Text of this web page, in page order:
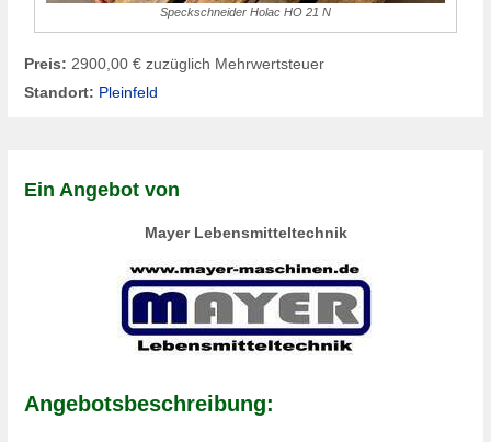
Speckschneider Holac HO 21 N
Preis: 2900,00 € zuzüglich Mehrwertsteuer
Standort: Pleinfeld
Ein Angebot von
Mayer Lebensmitteltechnik
Angebotsbeschreibung: